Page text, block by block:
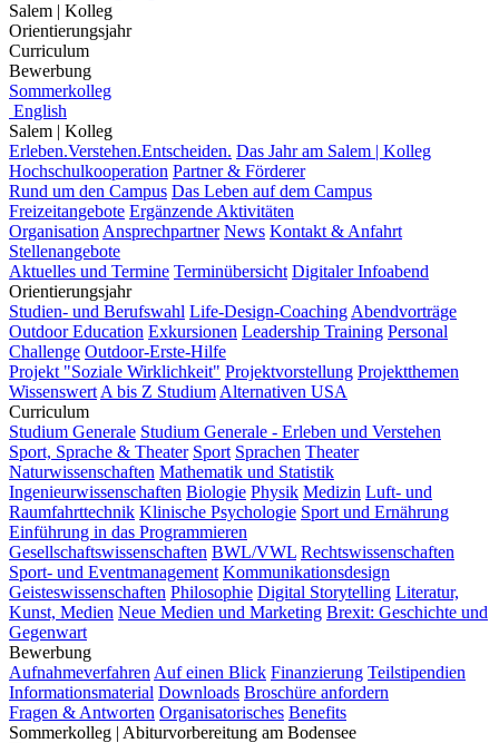
Salem | Kolleg
Orientierungsjahr
Curriculum
Bewerbung
Sommerkolleg
English
Salem | Kolleg
Erleben.Verstehen.Entscheiden. Das Jahr am Salem | Kolleg
Hochschulkooperation Partner & Förderer
Rund um den Campus Das Leben auf dem Campus
Freizeitangebote Ergänzende Aktivitäten
Organisation Ansprechpartner News Kontakt & Anfahrt
Stellenangebote
Aktuelles und Termine Terminübersicht Digitaler Infoabend
Orientierungsjahr
Studien- und Berufswahl Life-Design-Coaching Abendvorträge
Outdoor Education Exkursionen Leadership Training Personal
Challenge Outdoor-Erste-Hilfe
Projekt "Soziale Wirklichkeit" Projektvorstellung Projektthemen
Wissenswert A bis Z Studium Alternativen USA
Curriculum
Studium Generale Studium Generale - Erleben und Verstehen
Sport, Sprache & Theater Sport Sprachen Theater
Naturwissenschaften Mathematik und Statistik
Ingenieurwissenschaften Biologie Physik Medizin Luft- und
Raumfahrttechnik Klinische Psychologie Sport und Ernährung
Einführung in das Programmieren
Gesellschaftswissenschaften BWL/VWL Rechtswissenschaften
Sport- und Eventmanagement Kommunikationsdesign
Geisteswissenschaften Philosophie Digital Storytelling Literatur,
Kunst, Medien Neue Medien und Marketing Brexit: Geschichte und
Gegenwart
Bewerbung
Aufnahmeverfahren Auf einen Blick Finanzierung Teilstipendien
Informationsmaterial Downloads Broschüre anfordern
Fragen & Antworten Organisatorisches Benefits
Sommerkolleg | Abiturvorbereitung am Bodensee